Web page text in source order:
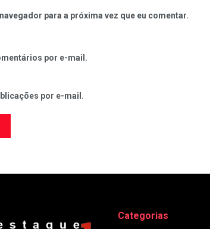
para a próxima vez que eu comentar.
por e-mail.
por e-mail.
Categorias